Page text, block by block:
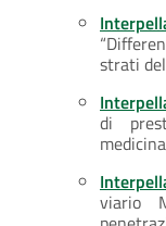
strati
di
viario